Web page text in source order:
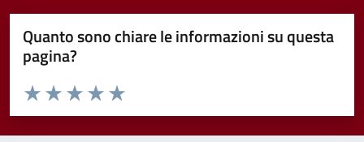
Quanto sono chiare le informazioni su questa
pagina?
Valuta da 1 a 5 stelle la pagina
Valuta 5 stelle su 5
Valuta 4 stelle su 5
Valuta 3 stelle su 5
Valuta 2 stelle su 5
Valuta 1 stelle su 5